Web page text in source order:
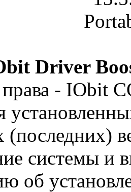
Driver
права - IObit
(последних)
системы и
об